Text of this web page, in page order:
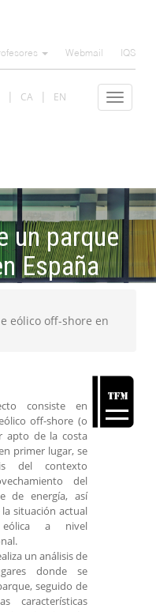
Webmail IQS
Toggle
CA EN
un parque
España
eólico off-shore en
consiste en
off-shore (o
apto de la costa
primer lugar, se
del contexto
del
de energía, así
situación actual
a nivel
un análisis de
donde se
seguido de
características